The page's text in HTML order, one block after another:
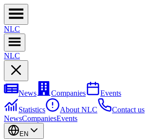
NLC
NLC
News Companies
Events
Statistics
About NLC
Contact us
NewsCompaniesEvents
EN